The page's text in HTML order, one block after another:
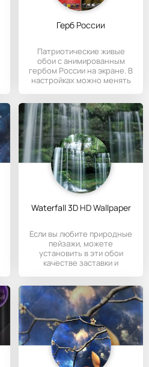
Герб России
Патриотические живые
обои с анимированным
гербом России на экране. В
настройках можно менять
Waterfall 3D HD Wallpaper
Если вы любите природные
пейзажи, можете
установить в эти обои
качестве заставки и